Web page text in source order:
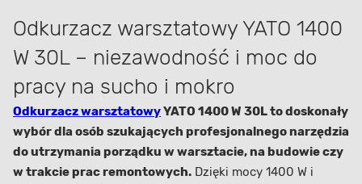
Odkurzacz warsztatowy YATO 1400
W 30L – niezawodność i moc do
pracy na sucho i mokro
Odkurzacz warsztatowyYATO 1400 W 30L to doskonały
wybór dla osób szukających profesjonalnego narzędzia
do utrzymania porządku w warsztacie, na budowie czy
w trakcie prac remontowych. Dzięki mocy 1400 W i